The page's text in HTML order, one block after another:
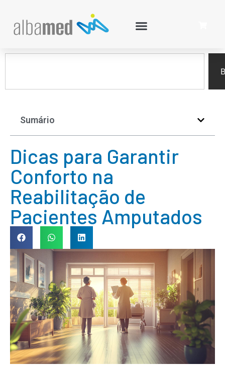
Sumário
Dicas para Garantir
Conforto na
Reabilitação de
Pacientes Amputados